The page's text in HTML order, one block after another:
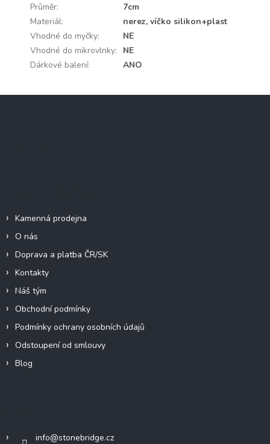
Průměr:
7cm
Materiál:
nerez, víčko silikon+plast
Vhodné do myčky:
NE
Vhodné do mikrovlnky:
NE
Dárkové balení: ANO
Z
Kamenná prodejna
O nás
Doprava a platba ČR/SK
Kontakty
Náš tým
Obchodní podmínky
Podmínky ochrany osobních údajů
Odstoupení od smlouvy
Blog
info@stonebridge.cz